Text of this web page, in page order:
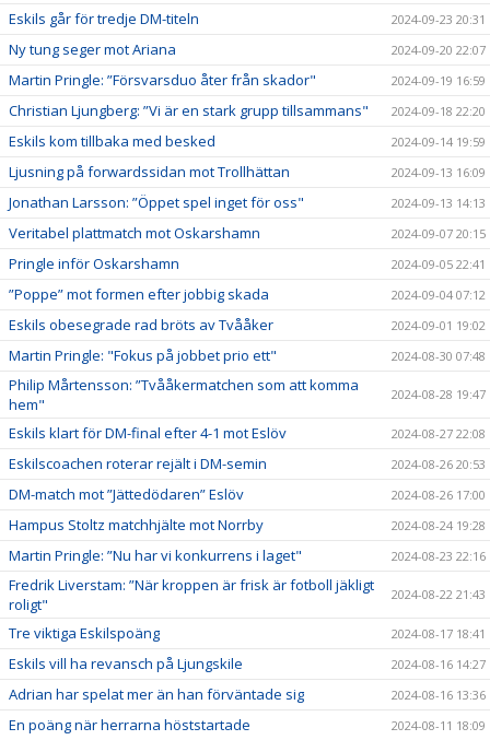
Eskils går för tredje DM-titeln 2024-09-23 20:31
Ny tung seger mot Ariana 2024-09-20 22:07
Martin Pringle: ”Försvarsduo åter från skador" 2024-09-19 16:59
Christian Ljungberg: ”Vi är en stark grupp tillsammans" 2024-09-18 22:20
Eskils kom tillbaka med besked 2024-09-14 19:59
Ljusning på forwardssidan mot Trollhättan 2024-09-13 16:09
Jonathan Larsson: ”Öppet spel inget för oss" 2024-09-13 14:13
Veritabel plattmatch mot Oskarshamn 2024-09-07 20:15
Pringle inför Oskarshamn 2024-09-05 22:41
”Poppe” mot formen efter jobbig skada 2024-09-04 07:12
Eskils obesegrade rad bröts av Tvååker 2024-09-01 19:02
Martin Pringle: "Fokus på jobbet prio ett" 2024-08-30 07:48
Philip Mårtensson: ”Tvååkermatchen som att komma
hem"
2024-08-28 19:47
Eskils klart för DM-final efter 4-1 mot Eslöv 2024-08-27 22:08
Eskilscoachen roterar rejält i DM-semin 2024-08-26 20:53
DM-match mot ”Jättedödaren” Eslöv 2024-08-26 17:00
Hampus Stoltz matchhjälte mot Norrby 2024-08-24 19:28
Martin Pringle: ”Nu har vi konkurrens i laget" 2024-08-23 22:16
Fredrik Liverstam: ”När kroppen är frisk är fotboll jäkligt
roligt"
2024-08-22 21:43
Tre viktiga Eskilspoäng 2024-08-17 18:41
Eskils vill ha revansch på Ljungskile 2024-08-16 14:27
Adrian har spelat mer än han förväntade sig 2024-08-16 13:36
En poäng när herrarna höststartade 2024-08-11 18:09